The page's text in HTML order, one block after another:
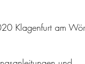
Klagenfurt am